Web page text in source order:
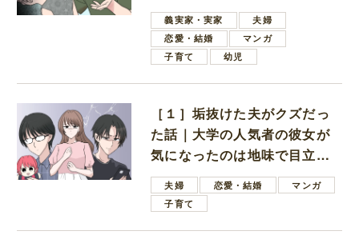
しいと言ってきた
義実家・実家
夫婦
恋愛・結婚
マンガ
子育て
幼児
［１］垢抜けた夫がクズだっ
た話｜大学の人気者の彼女が
気になったのは地味で目立た
ない男子学生
夫婦 恋愛・結婚
マンガ
子育て